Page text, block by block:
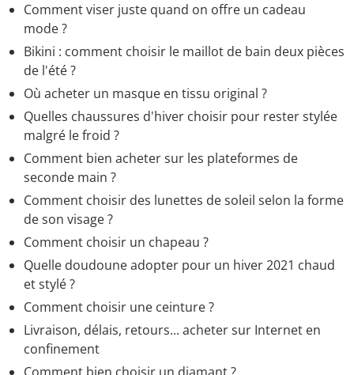
Comment viser juste quand on offre un cadeau
mode ?
Bikini : comment choisir le maillot de bain deux pièces
de l'été ?
Où acheter un masque en tissu original ?
Quelles chaussures d'hiver choisir pour rester stylée
malgré le froid ?
Comment bien acheter sur les plateformes de
seconde main ?
Comment choisir des lunettes de soleil selon la forme
de son visage ?
Comment choisir un chapeau ?
Quelle doudoune adopter pour un hiver 2021 chaud
et stylé ?
Comment choisir une ceinture ?
Livraison, délais, retours... acheter sur Internet en
confinement